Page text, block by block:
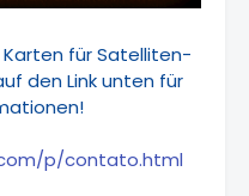
für Satelliten-
den Link unten für
p/contato.html